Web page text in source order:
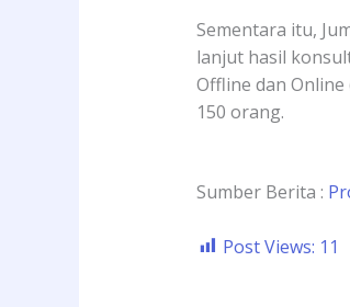
Sementara itu,
lanjut hasil
Offline dan
150 orang.
Sumber Berita :
Post Views: 11